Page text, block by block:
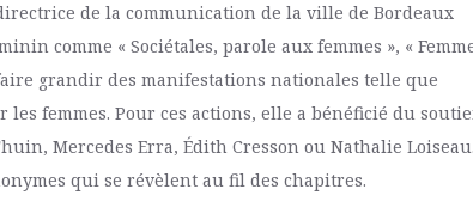
de la communication de la ville de Bordeaux
comme « Sociétales, parole aux femmes », «
grandir des manifestations nationales telle que
femmes. Pour ces actions, elle a bénéficié du
Mercedes Erra, Édith Cresson ou Nathalie Loiseau.
qui se révèlent au fil des chapitres.